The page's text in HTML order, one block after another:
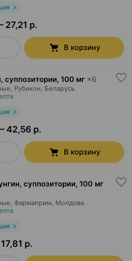
27,21 р.
В корзину
суппозитории, 100 мг ×6
Рубикон, Беларусь
42,56 р.
В корзину
суппозитории, 100 мг
Фармаприм, Молдова
р.